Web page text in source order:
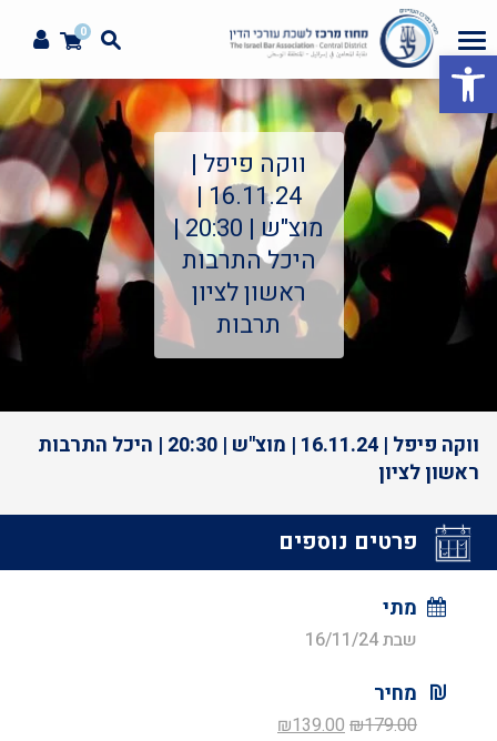
פתח סרגל נגישות
0
ווקה פיפל |
16.11.24 |
מוצ"ש | 20:30 |
היכל התרבות
ראשון לציון
תרבות
ווקה פיפל | 16.11.24 | מוצ"ש | 20:30 | היכל התרבות
ראשון לציון
פרטים נוספים
מתי
שבת 16/11/24
מחיר
₪179.00
המחיר ₪139.00